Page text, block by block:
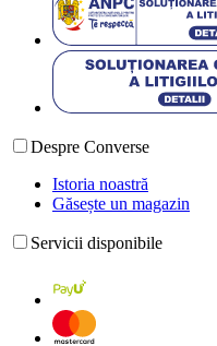
Despre Converse
Istoria noastră
Găsește un magazin
Servicii disponibile